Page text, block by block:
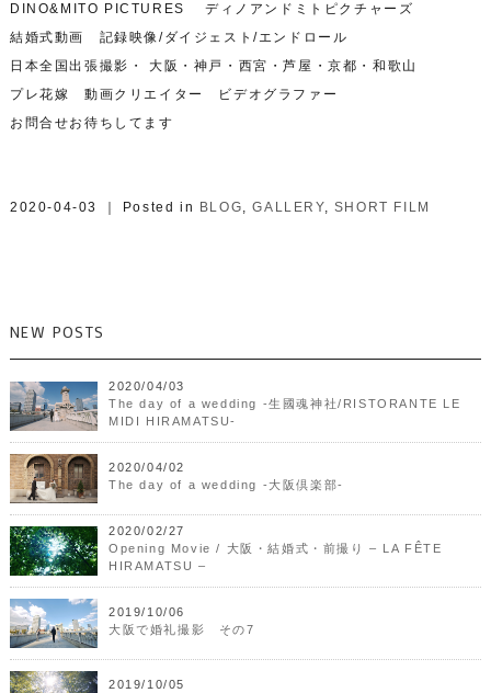
DINO&MITO PICTURES ディノアンドミトピクチャーズ
結婚式動画 記録映像/ダイジェスト/エンドロール
日本全国出張撮影・ 大阪・神戸・西宮・芦屋・京都・和歌山
プレ花嫁 動画クリエイター ビデオグラファー
お問合せお待ちしてます
2020-04-03 ｜ Posted in BLOG,GALLERY, SHORT FILM
NEW POSTS
2020/04/03
The day of a wedding -生國魂神社/RISTORANTE LE
MIDI HIRAMATSU-
2020/04/02
The day of a wedding -大阪倶楽部-
2020/02/27
Opening Movie / 大阪・結婚式・前撮り – LA FÊTE
HIRAMATSU –
2019/10/06
大阪で婚礼撮影 その7
2019/10/05